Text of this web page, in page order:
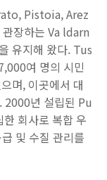
Pistoia, Arez
장하는 Va ldarn
유지해 왔다. Tus
여 명의 시민
며, 이곳에서 대
2000년 설립된 Pu
회사로 복합 우
및 수질 관리를